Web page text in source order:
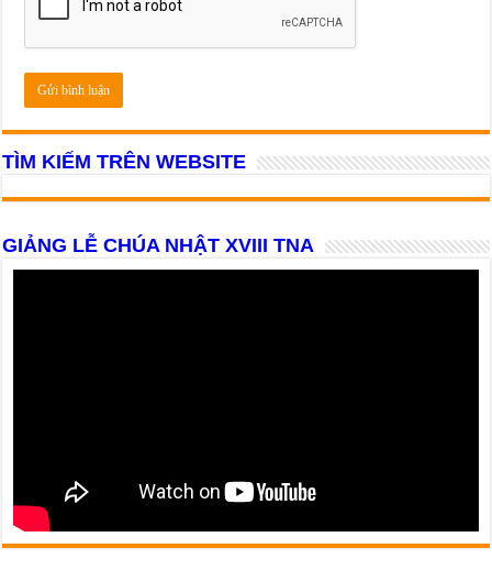
TÌM KIẾM TRÊN WEBSITE
GIẢNG LỄ CHÚA NHẬT XVIII TNA